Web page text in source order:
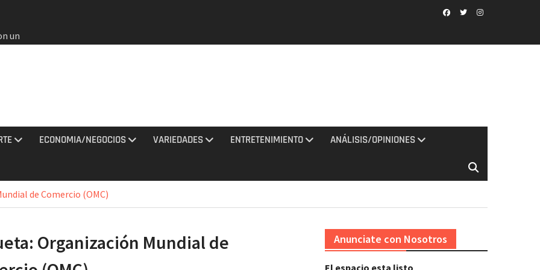
un
en
a
ECONOMIA/NEGOCIOS VARIEDADES ENTRETENIMIENTO ANÁLISIS/OPINIONES
de Comercio (OMC)
Organización Mundial de
Anunciate con Nosotros
El espacio esta listo